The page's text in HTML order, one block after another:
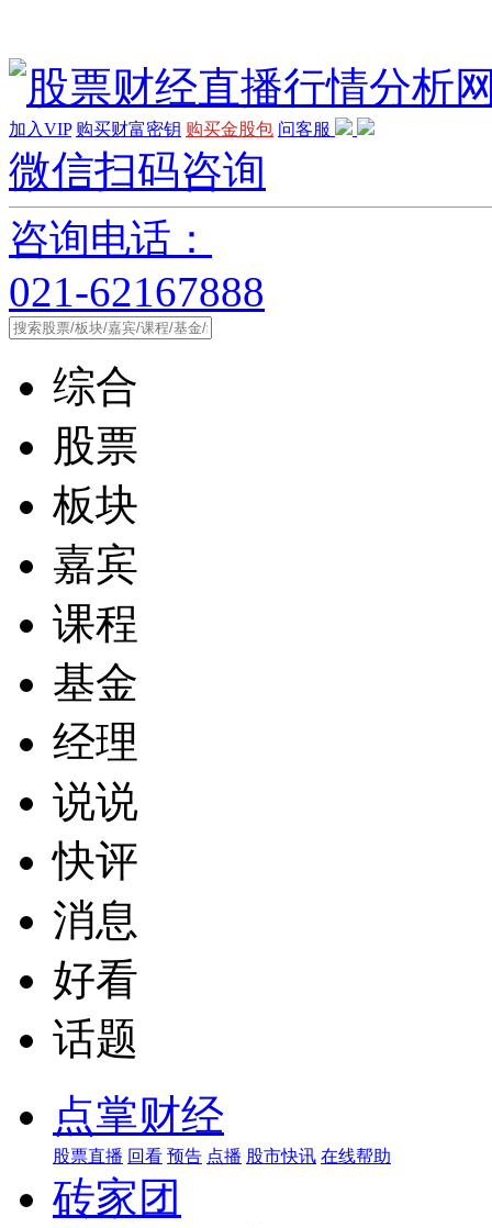
加入VIP 购买财富密钥 购买金股包 问客服
微信扫码咨询
咨询电话：
021-62167888
综合
股票
板块
嘉宾
课程
基金
经理
说说
快评
消息
好看
话题
点掌财经
股票直播 回看 预告 点播 股市快讯 在线帮助
砖家团